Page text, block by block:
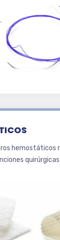
hemostáticos